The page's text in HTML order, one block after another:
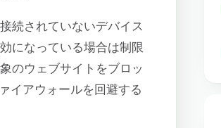
続されていないデバイス
になっている場合は制限
のウェブサイトをブロッ
イアウォールを回避する